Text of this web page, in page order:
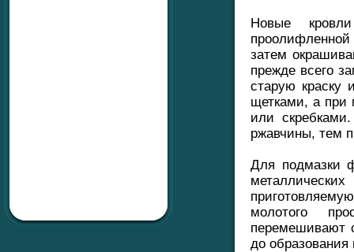
Новые
затем
прежде всего
старую краску
щетками, а
или
ржавчины, тем
Для подмазки
молотого
перемешивают
до